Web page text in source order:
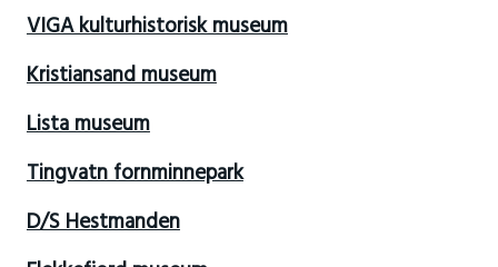
VIGA kulturhistorisk museum
Kristiansand museum
Lista museum
Tingvatn fornminnepark
D/S Hestmanden